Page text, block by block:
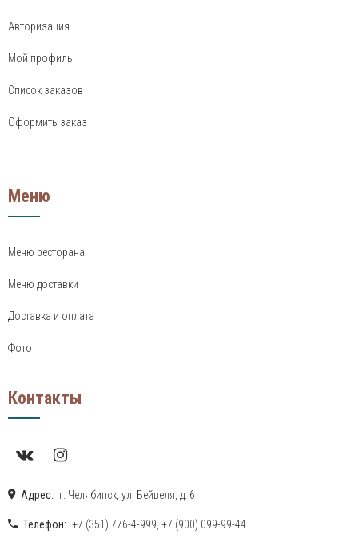
Авторизация
Мой профиль
Список заказов
Оформить заказ
Меню
Меню ресторана
Меню доставки
Доставка и оплата
Фото
Контакты
Адрес: г. Челябинск, ул. Бейвеля, д. 6
Телефон: +7 (351) 776-4-999 +7 (900) 099-99-44